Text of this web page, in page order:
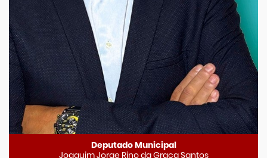
Deputado Municipal
Joaquim Jorge Rino da Graça Santos